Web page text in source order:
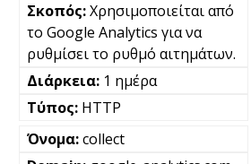
Χρησιμοποιείται από
το Google Analytics για να
ρυθμίσει το ρυθμό αιτημάτων.
1 ημέρα
HTTP
collect